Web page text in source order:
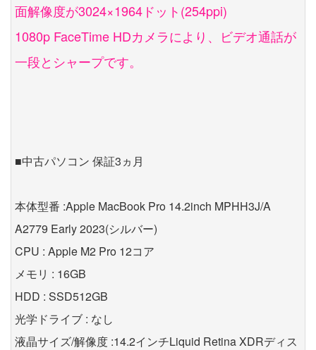
面解像度が3024×1964ドット(254ppi)
1080p FaceTime HDカメラにより、ビデオ通話が
一段とシャープです。
■中古パソコン 保証3ヵ月
本体型番 :Apple MacBook Pro 14.2inch MPHH3J/A
A2779 Early 2023(シルバー)
CPU : Apple M2 Pro 12コア
メモリ : 16GB
HDD : SSD512GB
光学ドライブ : なし
液晶サイズ/解像度 :14.2インチLiquid Retina XDRディス